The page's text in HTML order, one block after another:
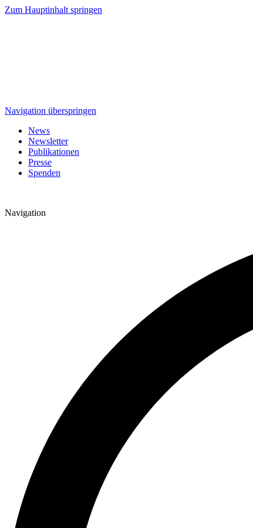
Zum Hauptinhalt springen
Navigation überspringen
News
Newsletter
Publikationen
Presse
Spenden
Navigation